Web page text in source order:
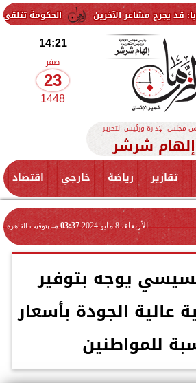
الحكومة تتلقى 229 ألف شكوى وطلب واستفسار خلال يوليو.. ومدبولي يوجه بسرعة الاستجابة للمواطنين الآخرين
14:21
صفر
23
1448
مجلس الإدارة ورئيس التحرير
إلهام شرشر
تقارير رياضة خارجي اقتصاد
الأربعاء، 8 مايو 2024 03:37 مـ بتوقيت القاهرة
يوجه بتوفير
عالية الجودة بأسعار
للمواطنين